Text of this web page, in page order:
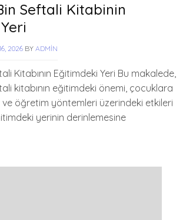
Seftali Kitabinin
2026 BY ADMIN
Kitabının Eğitimdeki Yeri Bu makalede,
kitabının eğitimdeki önemi, çocuklara
ve öğretim yöntemleri üzerindeki etkileri
yerinin derinlemesine